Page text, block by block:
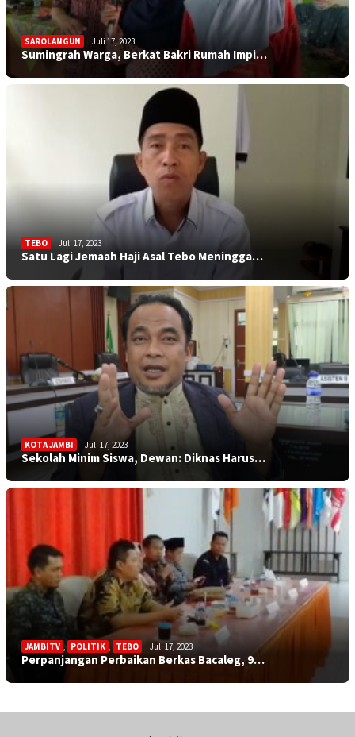
SAROLANGUN Juli 17, 2023
Sumingrah Warga, Berkat Bakri Rumah Impi…
TEBO Juli 17, 2023
Satu Lagi Jemaah Haji Asal Tebo Meningga…
KOTA JAMBI Juli 17, 2023
Sekolah Minim Siswa, Dewan: Diknas Harus…
JAMBITV , POLITIK TEBO Juli 17, 2023
Perpanjangan Perbaikan Berkas Bacaleg, 9…